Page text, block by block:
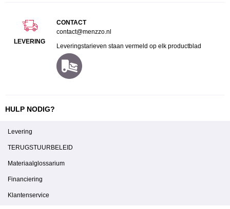
LEVERING
CONTACT
contact@menzzo.nl
Leveringstarieven staan vermeld op elk productblad
HULP NODIG?
Levering
TERUGSTUURBELEID
Materiaalglossarium
Financiering
Klantenservice